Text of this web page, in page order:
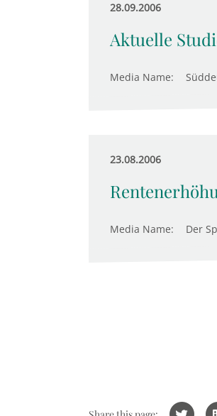
28.09.2006
Aktuelle
Media Name:
23.08.2006
Media Name: Der